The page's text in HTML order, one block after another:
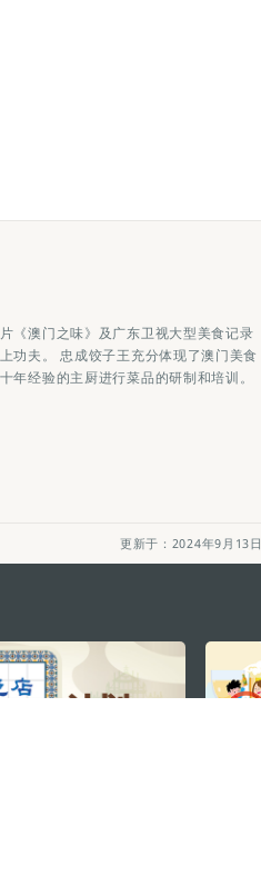
《澳门之味》及广东卫视大型美食记录
功夫。 忠成饺子王充分体现了澳门美食
经验的主厨进行菜品的研制和培训。
更新于：2024年9月13日